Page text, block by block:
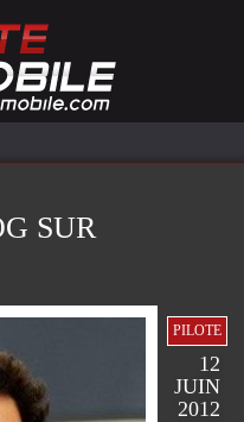
SUR
PILOTE
12
JUIN
2012